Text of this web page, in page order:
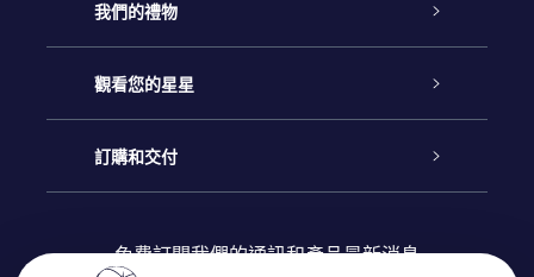
客戶服務
聯繫我們
博客
我們的禮物
Online Star禮物
OSR禮物包
觀看您的星星
星星注册
訂購和交付
免費訂閱我們的通訊和產品最新消息